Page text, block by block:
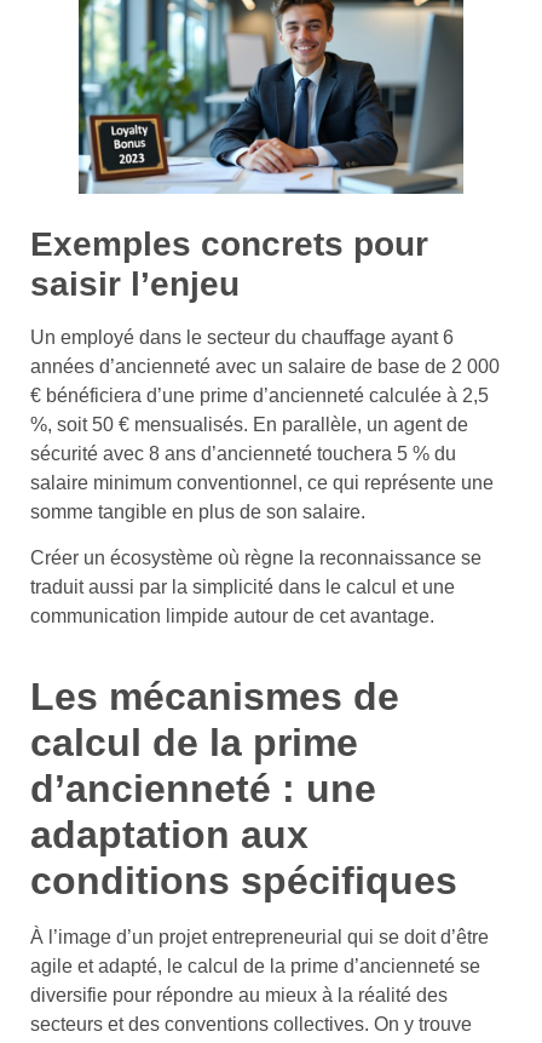
Exemples concrets pour
saisir l’enjeu
Un employé dans le secteur du chauffage ayant 6
années d’ancienneté avec un salaire de base de 2 000
€ bénéficiera d’une prime d’ancienneté calculée à 2,5
%, soit 50 € mensualisés. En parallèle, un agent de
sécurité avec 8 ans d’ancienneté touchera 5 % du
salaire minimum conventionnel, ce qui représente une
somme tangible en plus de son salaire.
Créer un écosystème où règne la reconnaissance se
traduit aussi par la simplicité dans le calcul et une
communication limpide autour de cet avantage.
Les mécanismes de
calcul de la prime
d’ancienneté : une
adaptation aux
conditions spécifiques
À l’image d’un projet entrepreneurial qui se doit d’être
agile et adapté, le calcul de la prime d’ancienneté se
diversifie pour répondre au mieux à la réalité des
secteurs et des conventions collectives. On y trouve